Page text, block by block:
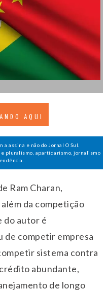
AQUI
assina e não do Jornal O Sul.
pluralismo, apartidarismo, jornalismo
Ram Charan,
da competição
do autor é
de competir empresa
sistema contra
abundante,
de longo